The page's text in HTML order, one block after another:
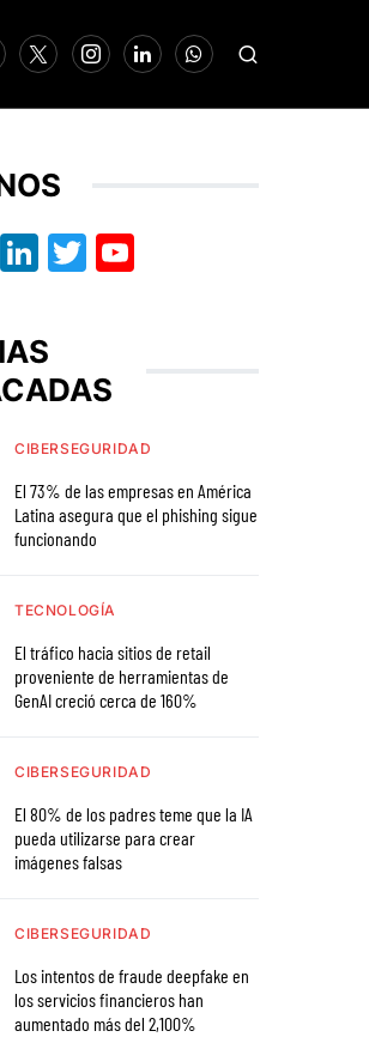
Instagram
LinkedIn
Twitter
CIBERSEGURIDAD
El 73% de las empresas en América
Latina asegura que el phishing sigue
funcionando
TECNOLOGÍA
El tráfico hacia sitios de retail
proveniente de herramientas de
GenAI creció cerca de 160%
CIBERSEGURIDAD
El 80% de los padres teme que la IA
pueda utilizarse para crear
imágenes falsas
CIBERSEGURIDAD
Los intentos de fraude deepfake en
los servicios financieros han
aumentado más del 2,100%